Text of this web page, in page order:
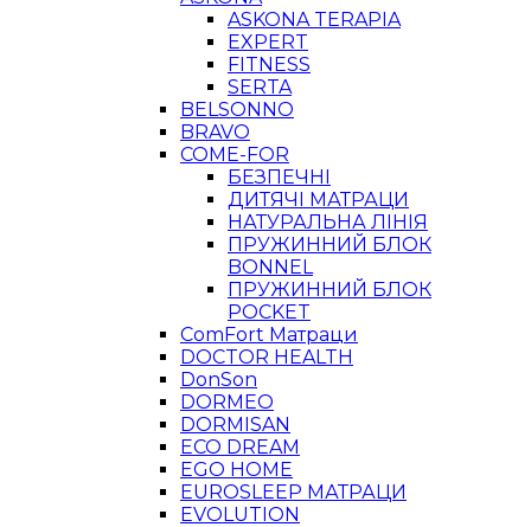
ASKONA TERAPIA
EXPERT
FITNESS
SERTA
BELSONNO
BRAVO
COME-FOR
БЕЗПЕЧНІ
ДИТЯЧІ МАТРАЦИ
НАТУРАЛЬНА ЛІНІЯ
ПРУЖИННИЙ БЛОК
BONNEL
ПРУЖИННИЙ БЛОК
POCKET
ComFort Матраци
DOCTOR HEALTH
DonSon
DORMEO
DORMISAN
ECO DREAM
EGO HOME
EUROSLEEP МАТРАЦИ
EVOLUTION